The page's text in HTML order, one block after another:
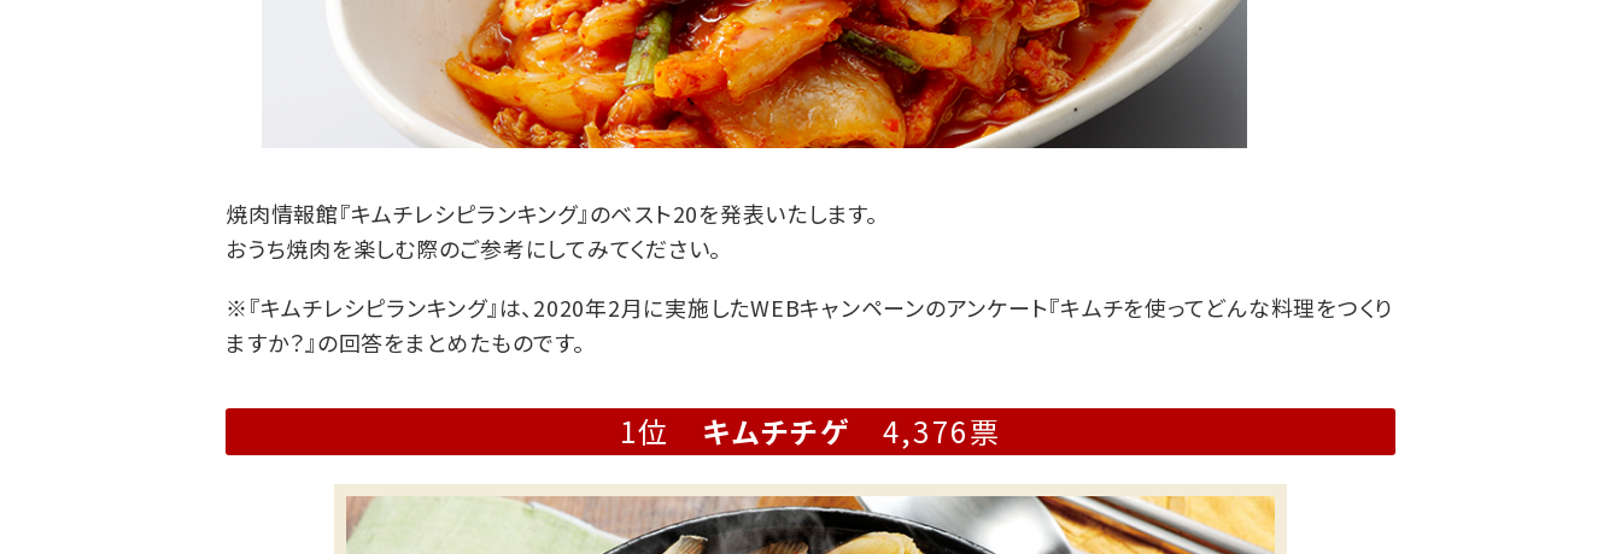
焼肉情報館『キムチレシピランキング』のベスト20を発表いたします。
おうち焼肉を楽しむ際のご参考にしてみてください。
※『キムチレシピランキング』は、2020年2月に実施したWEBキャンペーンのアンケート『キムチを使ってどんな料理をつくり
ますか？』の回答をまとめたものです。
1位 キムチチゲ 4,376票